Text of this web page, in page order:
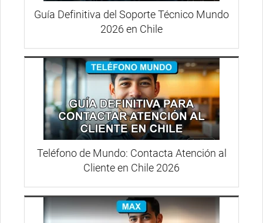
Guía Definitiva del Soporte Técnico Mundo
2026 en Chile
Teléfono de Mundo: Contacta Atención al
Cliente en Chile 2026